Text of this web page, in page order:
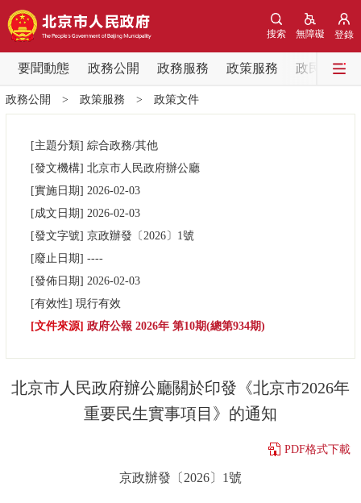
登錄
無障礙
搜索
要聞動態 政務公開 政務服務 政策服務 政民互動
要聞動態
黨中央精神 國務院資訊
北京要聞
政務公開
市領導
政策兌現 政策解讀
決策公開 專題公開
政務公開 > 政策服務 > 政策文件
[主題分類] 綜合政務/其他
[發文機構] 北京市人民政府辦公廳
[實施日期] 2026-02-03
[成文日期] 2026-02-03
[發文字號] 京政辦發 〔2026〕 1號
[廢止日期] ----
[發佈日期] 2026-02-03
[有效性] 現行有效
[文件來源] 政府公報 2026年 第10期(總第934期)
北京市人民政府辦公廳關於印發《北京市2026年
重要民生實事項目》的通知
PDF格式下載
京政辦發〔2026〕1號